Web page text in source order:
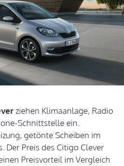
ziehen Klimaanlage, Radio
Schnittstelle ein.
getönte Scheiben im
Der Preis des Citigo Clever
einen Preisvorteil im Vergleich